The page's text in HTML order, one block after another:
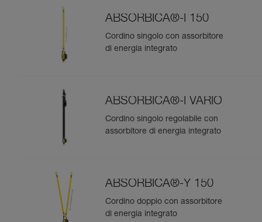
ABSORBICA®-I 150
Cordino singolo con assorbitore
di energia integrato
ABSORBICA®-I VARIO
Cordino singolo regolabile con
assorbitore di energia integrato
ABSORBICA®-Y 150
Cordino doppio con assorbitore
di energia integrato